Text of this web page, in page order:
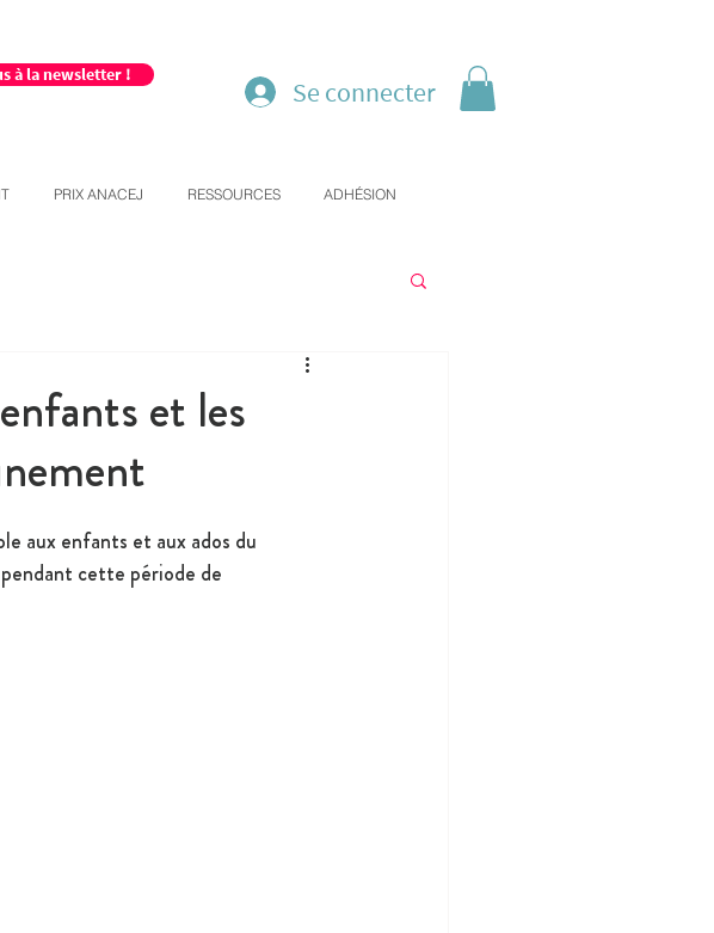
à la newsletter !
Se connecter
PRIX ANACEJ RESSOURCES ADHÉSION
et les
aux enfants et aux ados du
cette période de